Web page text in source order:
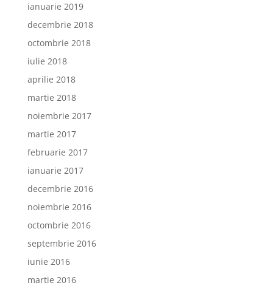
ianuarie 2019
decembrie 2018
octombrie 2018
iulie 2018
aprilie 2018
martie 2018
noiembrie 2017
martie 2017
februarie 2017
ianuarie 2017
decembrie 2016
noiembrie 2016
octombrie 2016
septembrie 2016
iunie 2016
martie 2016